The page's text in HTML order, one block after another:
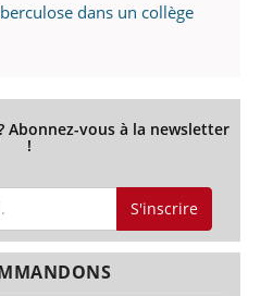
dans un collège
Abonnez-vous à la newsletter
!
S'inscrire